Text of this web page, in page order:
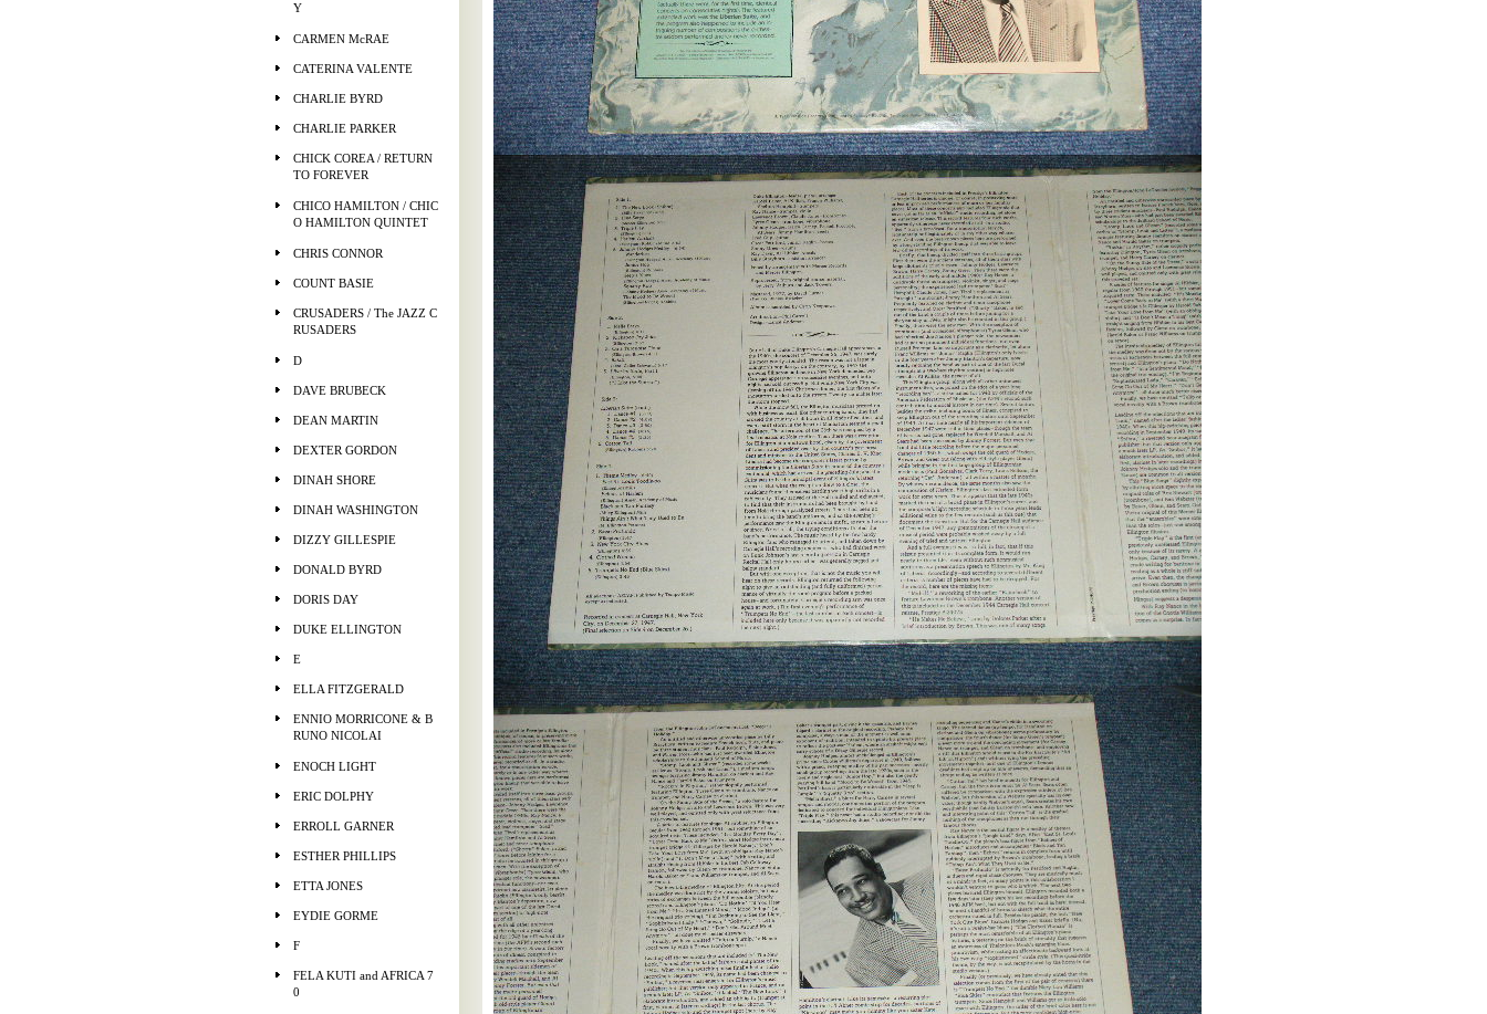
Y
CARMEN McRAE
CATERINA VALENTE
CHARLIE BYRD
CHARLIE PARKER
CHICK COREA / RETURN
TO FOREVER
CHICO HAMILTON / CHIC
O HAMILTON QUINTET
CHRIS CONNOR
COUNT BASIE
CRUSADERS / The JAZZ C
RUSADERS
D
DAVE BRUBECK
DEAN MARTIN
DEXTER GORDON
DINAH SHORE
DINAH WASHINGTON
DIZZY GILLESPIE
DONALD BYRD
DORIS DAY
DUKE ELLINGTON
E
ELLA FITZGERALD
ENNIO MORRICONE & B
RUNO NICOLAI
ENOCH LIGHT
ERIC DOLPHY
ERROLL GARNER
ESTHER PHILLIPS
ETTA JONES
EYDIE GORME
F
FELA KUTI and AFRICA 7
0